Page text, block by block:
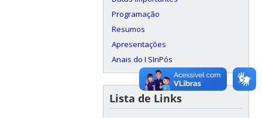
Programação
Resumos
Apresentações
Anais do I SInPós
Lista de Links